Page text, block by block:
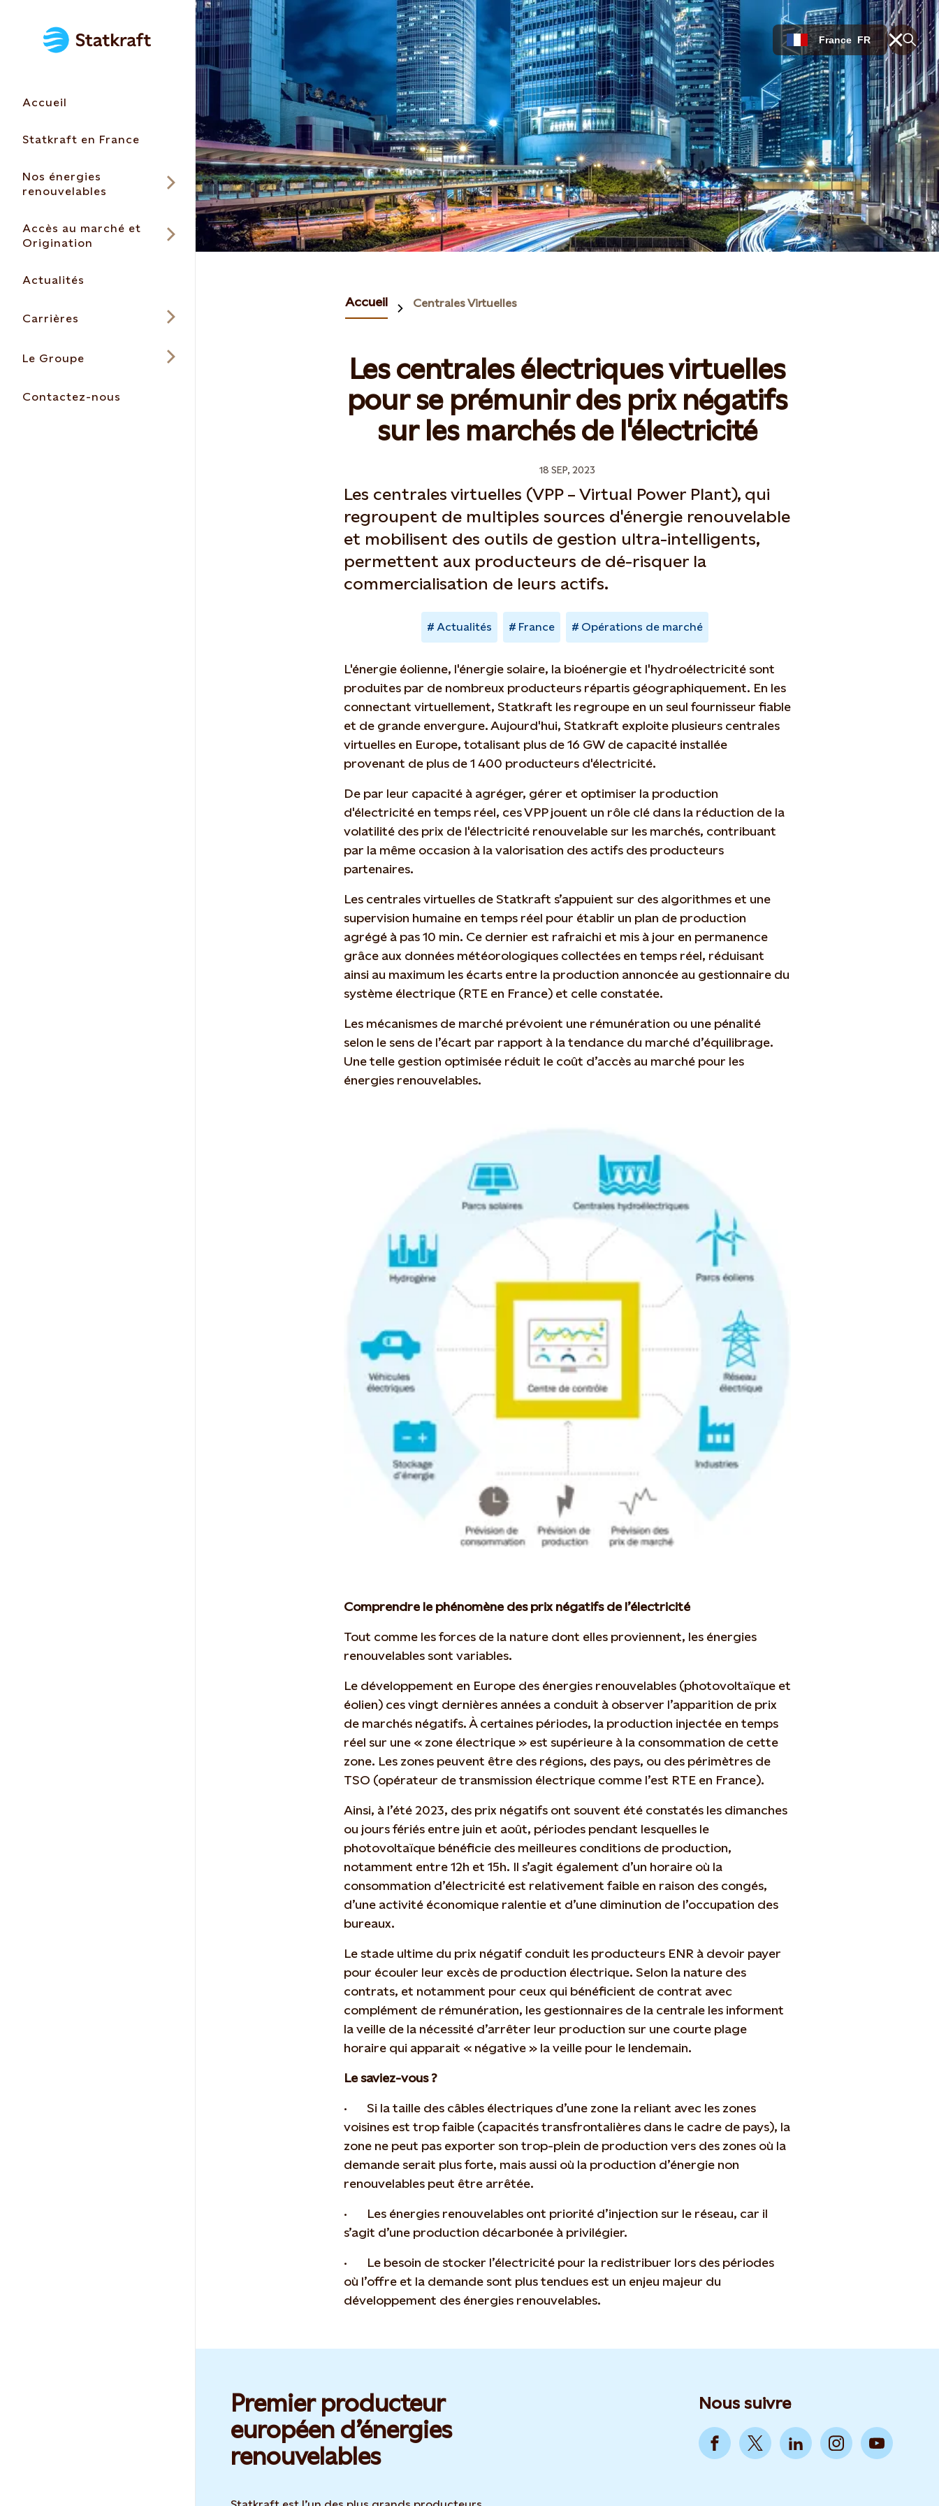
Accueil
Statkraft en France
Nos énergies
renouvelables
Accès au marché et
Origination
Actualités
Carrières
Le Groupe
Contactez-nous
France FR
Accueil Centrales Virtuelles
Les centrales électriques virtuelles
pour se prémunir des prix négatifs
sur les marchés de l'électricité
18 SEP, 2023
Les centrales virtuelles (VPP – Virtual Power Plant), qui
regroupent de multiples sources d'énergie renouvelable
et mobilisent des outils de gestion ultra-intelligents,
permettent aux producteurs de dé-risquer la
commercialisation de leurs actifs.
Actualités France Opérations de marché
L'énergie éolienne, l'énergie solaire, la bioénergie et l'hydroélectricité sont
produites par de nombreux producteurs répartis géographiquement. En les
connectant virtuellement, Statkraft les regroupe en un seul fournisseur fiable
et de grande envergure. Aujourd'hui, Statkraft exploite plusieurs centrales
virtuelles en Europe, totalisant plus de 16 GW de capacité installée
provenant de plus de 1 400 producteurs d'électricité.
De par leur capacité à agréger, gérer et optimiser la production
d'électricité en temps réel, ces VPP jouent un rôle clé dans la réduction de la
volatilité des prix de l'électricité renouvelable sur les marchés, contribuant
par la même occasion à la valorisation des actifs des producteurs
partenaires.
Les centrales virtuelles de Statkraft s’appuient sur des algorithmes et une
supervision humaine en temps réel pour établir un plan de production
agrégé à pas 10 min. Ce dernier est rafraichi et mis à jour en permanence
grâce aux données météorologiques collectées en temps réel, réduisant
ainsi au maximum les écarts entre la production annoncée au gestionnaire du
système électrique (RTE en France) et celle constatée.
Les mécanismes de marché prévoient une rémunération ou une pénalité
selon le sens de l’écart par rapport à la tendance du marché d’équilibrage.
Une telle gestion optimisée réduit le coût d’accès au marché pour les
énergies renouvelables.
Comprendre le phénomène des prix négatifs de l’électricité
Tout comme les forces de la nature dont elles proviennent, les énergies
renouvelables sont variables.
Le développement en Europe des énergies renouvelables (photovoltaïque et
éolien) ces vingt dernières années a conduit à observer l’apparition de prix
de marchés négatifs. À certaines périodes, la production injectée en temps
réel sur une « zone électrique » est supérieure à la consommation de cette
zone. Les zones peuvent être des régions, des pays, ou des périmètres de
TSO (opérateur de transmission électrique comme l’est RTE en France).
Ainsi, à l’été 2023, des prix négatifs ont souvent été constatés les dimanches
ou jours fériés entre juin et août, périodes pendant lesquelles le
photovoltaïque bénéficie des meilleures conditions de production,
notamment entre 12h et 15h. Il s’agit également d’un horaire où la
consommation d’électricité est relativement faible en raison des congés,
d’une activité économique ralentie et d’une diminution de l’occupation des
bureaux.
Le stade ultime du prix négatif conduit les producteurs ENR à devoir payer
pour écouler leur excès de production électrique. Selon la nature des
contrats, et notamment pour ceux qui bénéficient de contrat avec
complément de rémunération, les gestionnaires de la centrale les informent
la veille de la nécessité d’arrêter leur production sur une courte plage
horaire qui apparait « négative » la veille pour le lendemain.
Le saviez-vous ?
· Si la taille des câbles électriques d’une zone la reliant avec les zones
voisines est trop faible (capacités transfrontalières dans le cadre de pays), la
zone ne peut pas exporter son trop-plein de production vers des zones où la
demande serait plus forte, mais aussi où la production d’énergie non
renouvelables peut être arrêtée.
· Les énergies renouvelables ont priorité d’injection sur le réseau, car il
s’agit d’une production décarbonée à privilégier.
· Le besoin de stocker l’électricité pour la redistribuer lors des périodes
où l’offre et la demande sont plus tendues est un enjeu majeur du
développement des énergies renouvelables.
Premier producteur
européen d’énergies
renouvelables
Nous suivre